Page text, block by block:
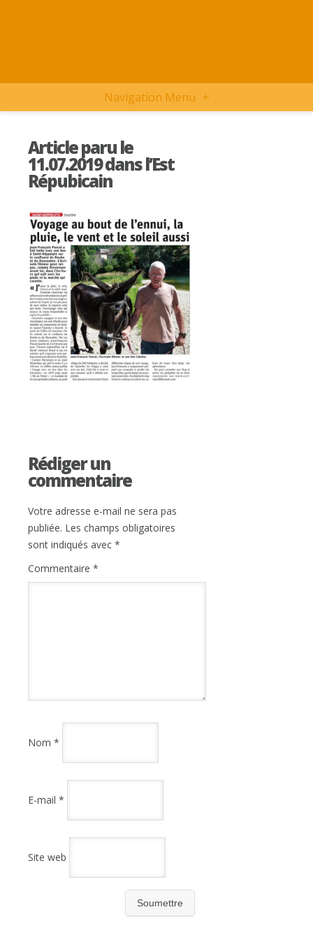
Navigation Menu +
Article paru le
11.07.2019 dans l’Est
Répubicain
Rédiger un
commentaire
Votre adresse e-mail ne sera pas
publiée. Les champs obligatoires
sont indiqués avec *
Commentaire *
Nom *
E-mail *
Site web